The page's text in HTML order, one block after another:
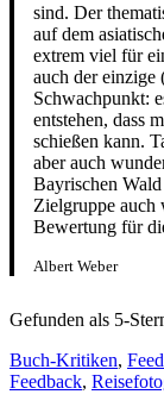
sind. Der
auf dem
extrem viel für
auch der einzige
Schwachpunkt:
entstehen, dass
schießen kann.
aber auch
Bayrischen
Zielgruppe auch
Bewertung für
Albert Weber
Gefunden als 5-
Kategorien
Buch-Kritiken,
Feedback,